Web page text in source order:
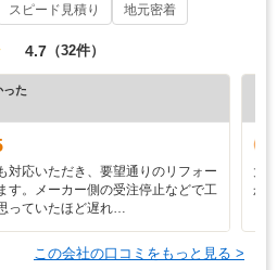
スピード見積り 地元密着
4.7 （32件）
った
対応いただき、要望通りのリフォー
す。メーカー側の受注停止などで工
っていたほど遅れ…
大
か
この会社の口コミをもっと見る >